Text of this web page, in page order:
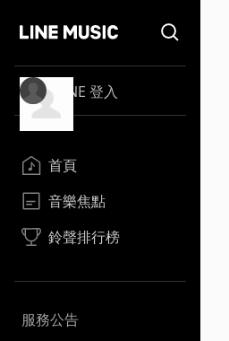
LINE 登入
首頁
音樂焦點
鈴聲排行榜
服務公告